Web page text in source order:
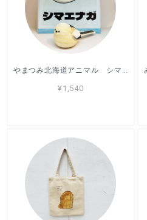
¥1,540